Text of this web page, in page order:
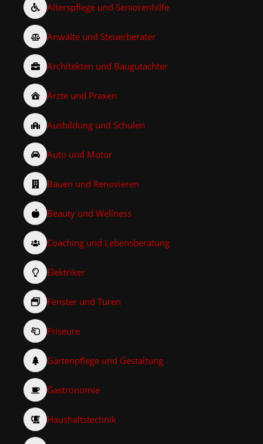
Alterspflege und Seniorenhilfe
Anwälte und Steuerberater
Architekten und Baugutachter
Ärzte und Praxen
Ausbildung und Schulen
Auto und Motor
Bauen und Renovieren
Beauty und Wellness
Coaching und Lebensberatung
Elektriker
Fenster und Türen
Friseure
Gartenpflege und Gestaltung
Gastronomie
Haushaltstechnik